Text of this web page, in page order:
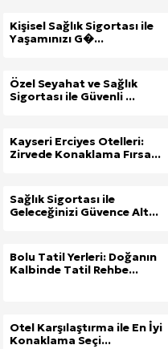
Kişisel Sağlık Sigortası ile
Yaşamınızı G�...
Özel Seyahat ve Sağlık
Sigortası ile Güvenli ...
Kayseri Erciyes Otelleri:
Zirvede Konaklama Fırsa...
Sağlık Sigortası ile
Geleceğinizi Güvence Alt...
Bolu Tatil Yerleri: Doğanın
Kalbinde Tatil Rehbe...
Otel Karşılaştırma ile En İyi
Konaklama Seçi...